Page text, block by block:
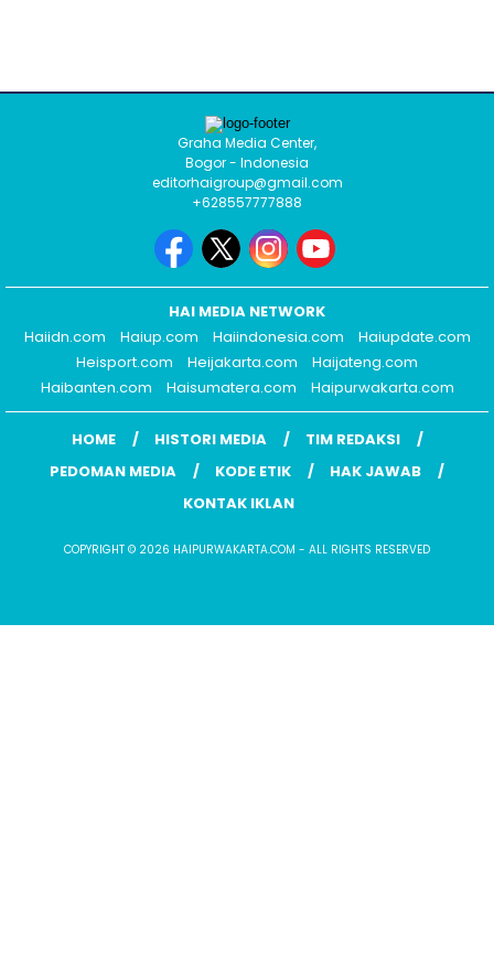
Graha Media Center,
Bogor - Indonesia
editorhaigroup@gmail.com
+628557777888
HAI MEDIA NETWORK
Haiidn.com
Haiup.com Haiindonesia.com
Haiupdate.com
Heisport.com
Heijakarta.com
Haijateng.com
Haibanten.com
Haisumatera.com Haipurwakarta.com
HOME HISTORI MEDIA
TIM REDAKSI
PEDOMAN MEDIA
KODE ETIK
HAK JAWAB
KONTAK IKLAN
COPYRIGHT © 2026 HAIPURWAKARTA.COM - ALL RIGHTS RESERVED